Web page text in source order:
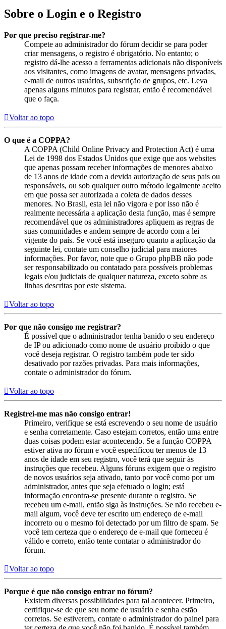
Sobre o Login e o Registro
Por que preciso registrar-me?
Compete ao administrador do fórum decidir se para poder
criar mensagens, o registro é obrigatório. No entanto; o
registro dá-lhe acesso a ferramentas adicionais não disponíveis
aos visitantes, como imagens de avatar, mensagens privadas,
e-mail de outros usuários, subscrição de grupos, etc. Leva
apenas alguns minutos para registrar, então é recomendável
que o faça.
Voltar ao topo
O que é a COPPA?
A COPPA (Child Online Privacy and Protection Act) é uma
Lei de 1998 dos Estados Unidos que exige que aos websites
que apenas possam receber informações de menores abaixo
de 13 anos de idade com a devida autorização de seus pais ou
responsáveis, ou sob qualquer outro método legalmente aceito
em que possa ser autorizada a coleta de dados desses
menores. No Brasil, esta lei não vigora e por isso não é
realmente necessária a aplicação desta função, mas é sempre
recomendável que os administradores apliquem as regras de
suas comunidades e andem sempre de acordo com a lei
vigente do país. Se você está inseguro quanto a aplicação da
seguinte lei, contate um conselho judicial para maiores
informações. Por favor, note que o Grupo phpBB não pode
ser responsabilizado ou contatado para possíveis problemas
legais e/ou judiciais de qualquer natureza, exceto sobre as
linhas descritas por este sistema.
Voltar ao topo
Por que não consigo me registrar?
É possível que o administrador tenha banido o seu endereço
de IP ou adicionado como nome de usuário proibido o que
você deseja registrar. O registro também pode ter sido
desativado por razões privadas. Para mais informações,
contate o administrador do fórum.
Voltar ao topo
Registrei-me mas não consigo entrar!
Primeiro, verifique se está escrevendo o seu nome de usuário
e senha corretamente. Caso estejam corretos, então uma entre
duas coisas podem estar acontecendo. Se a função COPPA
estiver ativa no fórum e você especificou ter menos de 13
anos de idade em seu registro, você terá que seguir às
instruções que recebeu. Alguns fóruns exigem que o registro
de novos usuários seja ativado, tanto por você como por um
administrador, antes que seja efetuado o login; está
informação encontra-se presente durante o registro. Se
recebeu um e-mail, então siga às instruções. Se não recebeu e-
mail algum, você deve ter escrito um endereço de e-mail
incorreto ou o mesmo foi detectado por um filtro de spam. Se
você tem certeza que o endereço de e-mail que forneceu é
válido e correto, então tente contatar o administrador do
fórum.
Voltar ao topo
Porque é que não consigo entrar no fórum?
Existem diversas possibilidades para tal acontecer. Primeiro,
certifique-se de que seu nome de usuário e senha estão
corretos. Se estiverem, contate o administrador do painel para